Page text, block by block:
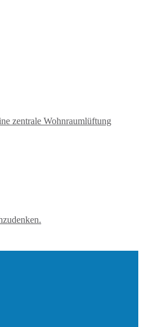
zentrale Wohnraumlüftung